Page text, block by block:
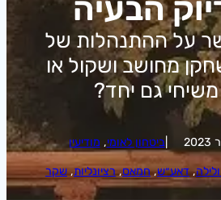
הבעיה
על ההתנהלות של
מחושב ושקול או
גם יחד?
|ביטחון לאומי, מודיעין
, דאע״ש, חמאס, רציונליות, שקר